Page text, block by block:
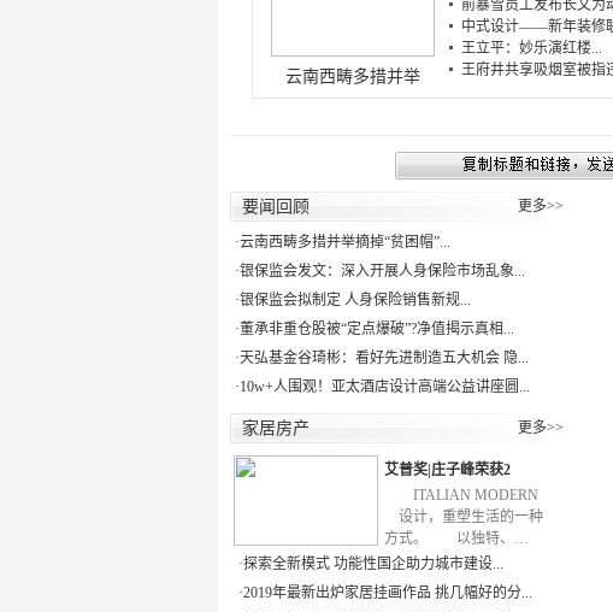
云南西畴多措并举
前暴雪员工发布长文为
中式设计——新年装修
王立平：妙乐演红楼...
王府井共享吸烟室被指
要闻回顾 更多>>
·云南西畴多措并举摘掉“贫困帽”...
·银保监会发文：深入开展人身保险市场乱象...
·银保监会拟制定 人身保险销售新规...
·董承非重仓股被“定点爆破”?净值揭示真相...
·天弘基金谷琦彬：看好先进制造五大机会 隐...
·10w+人围观！亚太酒店设计高端公益讲座圆...
家居房产 更多>>
艾普奖|庄子峰荣获2
ITALIAN MODERN
设计，重塑生活的一种
方式。 以独特、…
·探索全新模式 功能性国企助力城市建设...
·2019年最新出炉家居挂画作品 挑几幅好的分...